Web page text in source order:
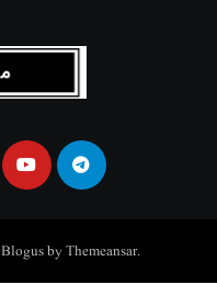
BlogusbyThemeansar.